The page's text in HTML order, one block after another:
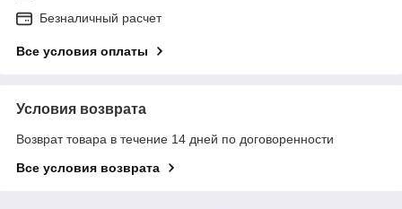
Безналичный расчет
Все условия оплаты
Условия возврата
Возврат товара в течение 14 дней по договоренности
Все условия возврата